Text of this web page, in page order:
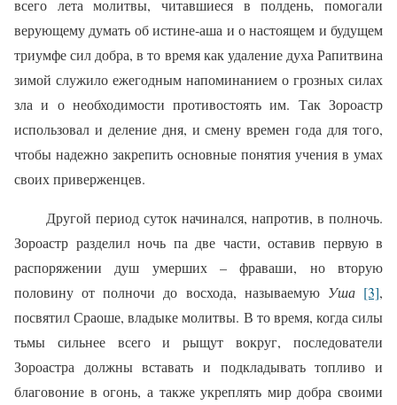
всего лета молитвы, читавшиеся в полдень, помогали
верующему думать об истине‑аша и о настоящем и будущем
триумфе сил добра, в то время как удаление духа Рапитвина
зимой служило ежегодным напоминанием о грозных силах
зла и о необходимости противостоять им. Так Зороастр
использовал и деление дня, и смену времен года для того,
чтобы надежно закрепить основные понятия учения в умах
своих приверженцев.
Другой период суток начинался, напротив, в полночь.
Зороастр разделил ночь па две части, оставив первую в
распоряжении душ умерших – фраваши, но вторую
половину от полночи до восхода, называемую Уша [3],
посвятил Сраоше, владыке молитвы. В то время, когда силы
тьмы сильнее всего и рыщут вокруг, последователи
Зороастра должны вставать и подкладывать топливо и
благовоние в огонь, а также укреплять мир добра своими